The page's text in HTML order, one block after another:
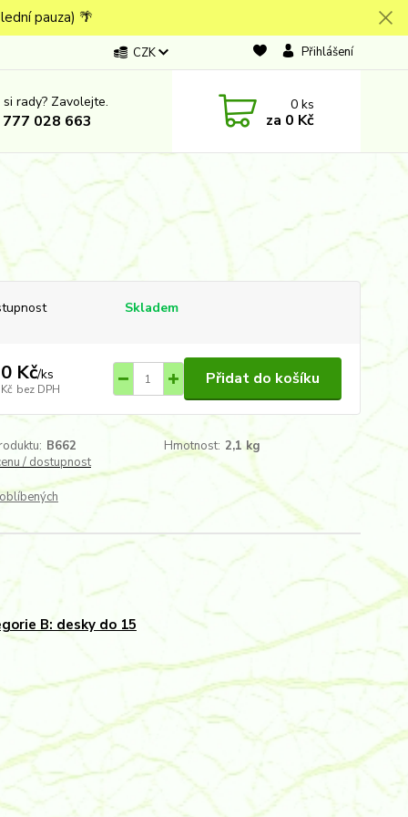
pauza) 🌴
CZK Přihlášení
rady? Zavolejte.
028 663
0ks
za 0 Kč
Skladem
Kč/ks
bez DPH
Přidat do košíku
B662 Hmotnost: 2,1 kg
/ dostupnost
B: desky do 15